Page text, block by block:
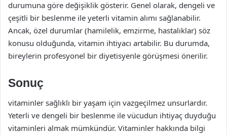
durumuna göre değişiklik gösterir. Genel olarak, dengeli ve
çeşitli bir beslenme ile yeterli vitamin alımı sağlanabilir.
Ancak, özel durumlar (hamilelik, emzirme, hastalıklar) söz
konusu olduğunda, vitamin ihtiyacı artabilir. Bu durumda,
bireylerin profesyonel bir diyetisyenle görüşmesi önerilir.
Sonuç
vitaminler sağlıklı bir yaşam için vazgeçilmez unsurlardır.
Yeterli ve dengeli bir beslenme ile vücudun ihtiyaç duyduğu
vitaminleri almak mümkündür. Vitaminler hakkında bilgi